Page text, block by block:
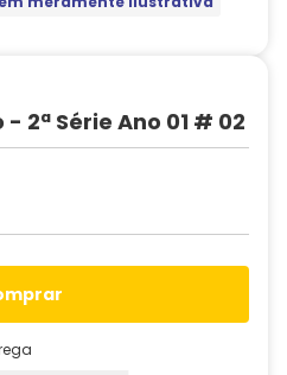
2ª Série Ano 01 # 02